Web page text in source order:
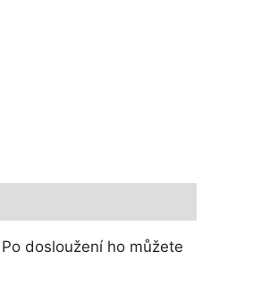
dosloužení ho můžete